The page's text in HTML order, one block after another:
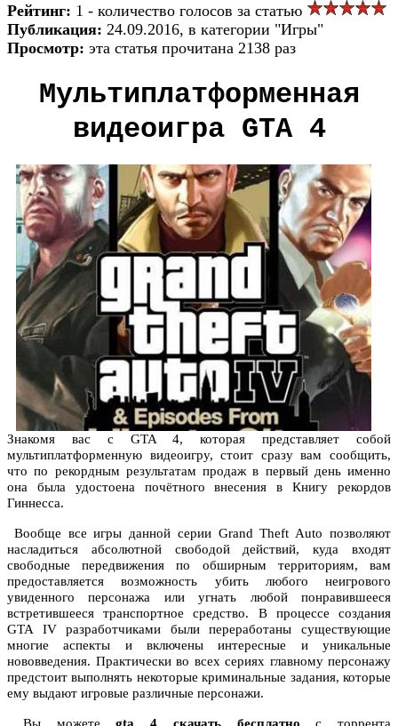
Рейтинг: 1 - количество голосов за статью
Публикация: 24.09.2016, в категории "Игры"
Просмотр: эта статья прочитана 2138 раз
Мультиплатформенная
видеоигра GTA 4
Знакомя вас с GTA 4, которая представляет собой
мультиплатформенную видеоигру, стоит сразу вам сообщить,
что по рекордным результатам продаж в первый день именно
она была удостоена почётного внесения в Книгу рекордов
Гиннесса.
Вообще все игры данной серии Grand Theft Auto позволяют
насладиться абсолютной свободой действий, куда входят
свободные передвижения по обширным территориям, вам
предоставляется возможность убить любого неигрового
увиденного персонажа или угнать любой понравившееся
встретившееся транспортное средство. В процессе создания
GTA IV разработчиками были переработаны существующие
многие аспекты и включены интересные и уникальные
нововведения. Практически во всех сериях главному персонажу
предстоит выполнять некоторые криминальные задания, которые
ему выдают игровые различные персонажи.